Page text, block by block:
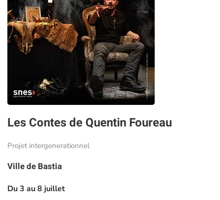
Les Contes de Quentin Foureau
Projet intergenerationnel
Ville de Bastia
Du 3 au 8 juillet